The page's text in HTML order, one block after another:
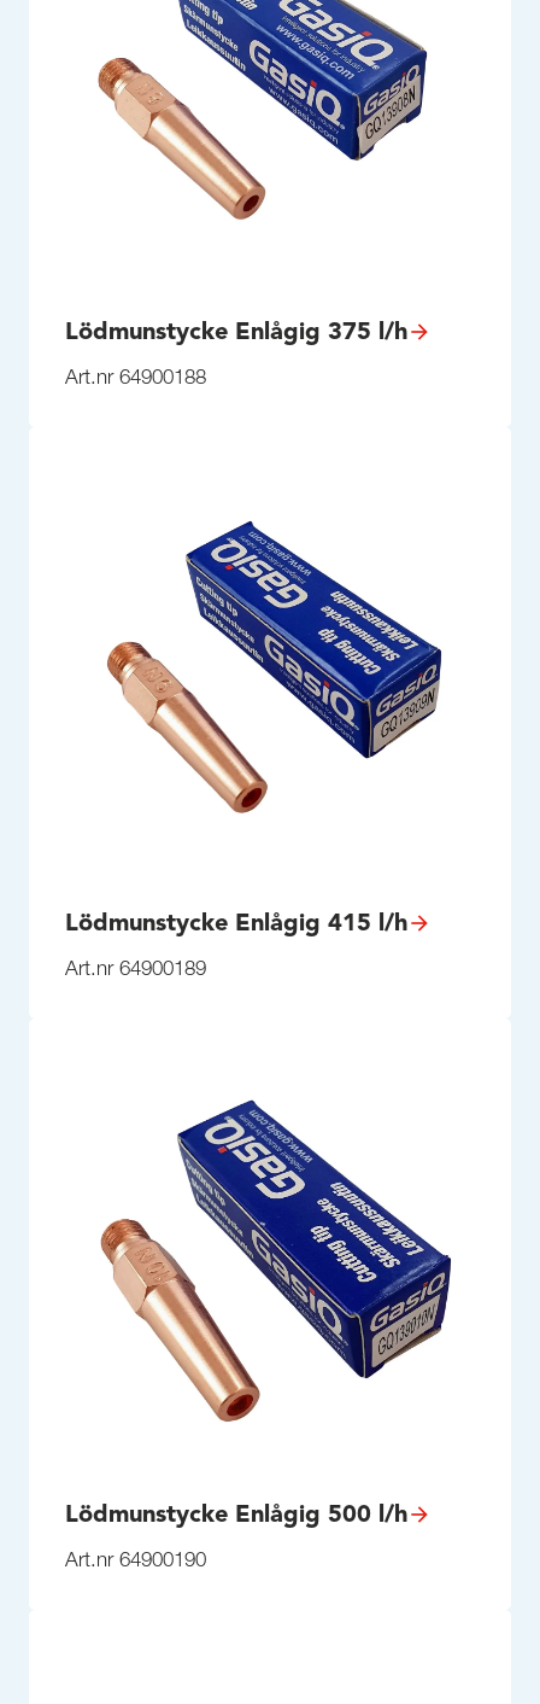
Lödmunstycke Enlågig 375 l/h
Art.nr 64900188
Lödmunstycke Enlågig 415 l/h
Art.nr 64900189
Lödmunstycke Enlågig 500 l/h
Art.nr 64900190